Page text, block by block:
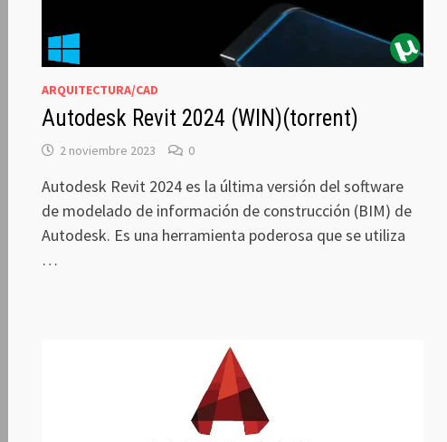
ARQUITECTURA/CAD
Autodesk Revit 2024 (WIN)(torrent)
2 noviembre 2023 0
Autodesk Revit 2024 es la última versión del software
de modelado de información de construcción (BIM) de
Autodesk. Es una herramienta poderosa que se utiliza
…